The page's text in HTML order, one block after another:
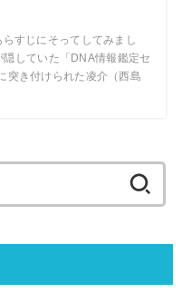
すじにそってしてみまし
していた「DNA情報鑑定セ
突き付けられた凌介（西島